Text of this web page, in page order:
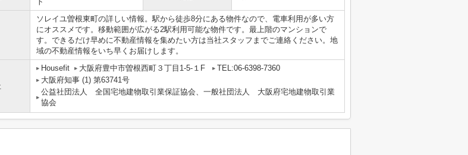
ソレイユ曽根東町の詳しい情報。駅から徒歩8分にある物件なので、電車利用が多い方
にオススメです。移動範囲が広がる2駅利用可能な物件です。最上階のマンションで
す。できるだけ早めに不動産情報を集めたい方は当社スタッフまでご連絡ください。地
域の不動産情報をいち早くお届けします。
Housefit 大阪府豊中市曽根西町３丁目1-5-１F
TEL:06-6398-7360
大阪府知事 (1) 第63741号
公益社団法人 全国宅地建物取引業保証協会、一般社団法人 大阪府宅地建物取引業
協会